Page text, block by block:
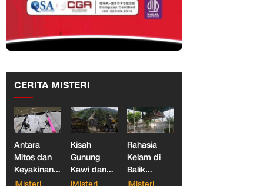
CERITA MISTERI
Antara
Mitos dan
Keyakinan,
Ketika
Kisah
Gunung
Kawi dan
Dua
Rahasia
Kelam di
Balik
Makam